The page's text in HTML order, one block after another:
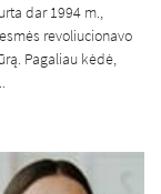
dar 1994 m.,
revoliucionavo
Pagaliau kėdė,